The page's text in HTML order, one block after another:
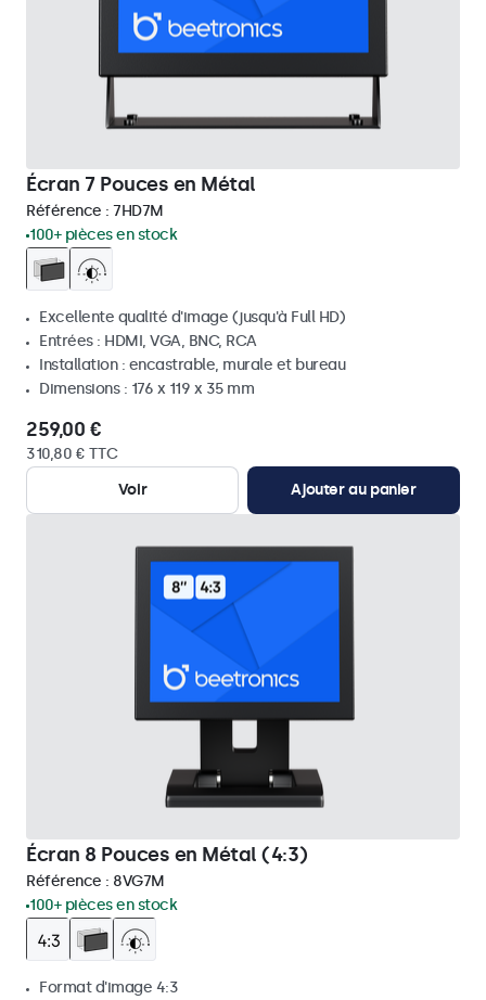
Écran 7 Pouces en Métal
Référence : 7HD7M
100+ pièces en stock
Excellente qualité d'image (jusqu'à Full HD)
Entrées : HDMI, VGA, BNC, RCA
Installation : encastrable, murale et bureau
Dimensions : 176 x 119 x 35 mm
259,00 €
310,80 € TTC
Voir
Ajouter au panier
Écran 8 Pouces en Métal (4:3)
Référence : 8VG7M
100+ pièces en stock
Format d'image 4:3